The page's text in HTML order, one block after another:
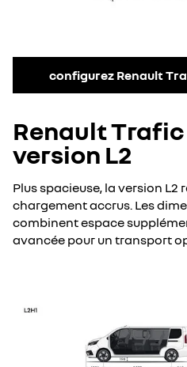
configurez Renault
Renault
version L2
Plus spacieuse, la version L2
chargement accrus. Les
combinent espace
avancée pour un transport